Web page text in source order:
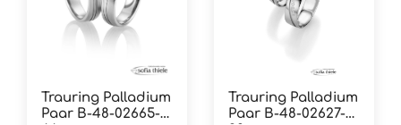
bombiert (gewölbt)
Trauring Palladium
Paar B-48-02665-
Trauring Palladium
Paar B-48-02627-